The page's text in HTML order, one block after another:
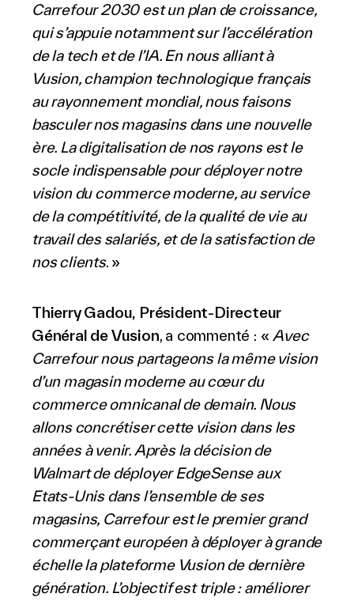
Carrefour 2030 est un plan de croissance,
qui s’appuie notamment sur l’accélération
de la tech et de l’IA. En nous alliant à
Vusion, champion technologique français
au rayonnement mondial, nous faisons
basculer nos magasins dans une nouvelle
ère. La digitalisation de nos rayons est le
socle indispensable pour déployer notre
vision du commerce moderne, au service
de la compétitivité, de la qualité de vie au
travail des salariés, et de la satisfaction de
nos clients. »
Thierry Gadou, Président-Directeur
Général de Vusion, a commenté : «Avec
Carrefour nous partageons la même vision
d’un magasin moderne au cœur du
commerce omnicanal de demain. Nous
allons concrétiser cette vision dans les
années à venir. Après la décision de
Walmart de déployer EdgeSense aux
Etats-Unis dans l’ensemble de ses
magasins, Carrefour est le premier grand
commerçant européen à déployer à grande
échelle la plateforme Vusion de dernière
génération. L’objectif est triple : améliorer